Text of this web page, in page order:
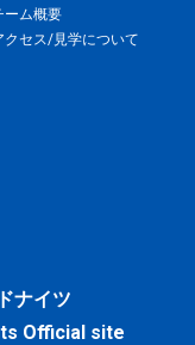
ーム概要
クセス/見学について
ナイツ
Official site